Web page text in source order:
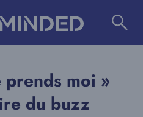
prends moi »
du buzz